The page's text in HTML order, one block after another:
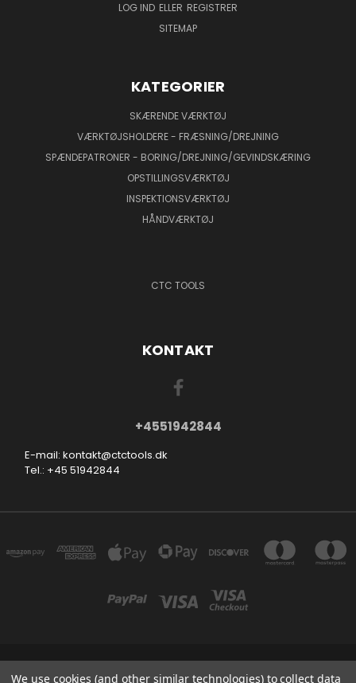
LOG IND ELLER REGISTRER
SITEMAP
KATEGORIER
SKÆRENDE VÆRKTØJ
VÆRKTØJSHOLDERE - FRÆSNING/DREJNING
SPÆNDEPATRONER - BORING/DREJNING/GEVINDSKÆRING
OPSTILLINGSVÆRKTØJ
INSPEKTIONSVÆRKTØJ
HÅNDVÆRKTØJ
CTC TOOLS
KONTAKT
+4551942844
E-mail: kontakt@ctctools.dk
Tel.: +45 51942844
SMEDEVEJ 31, 6710 ESBJERG V DENMARK
We use cookies (and other similar technologies) to collect data